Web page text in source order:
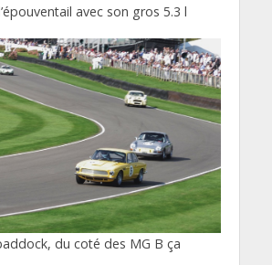
avec son gros 5.3 l
du coté des MG B ça